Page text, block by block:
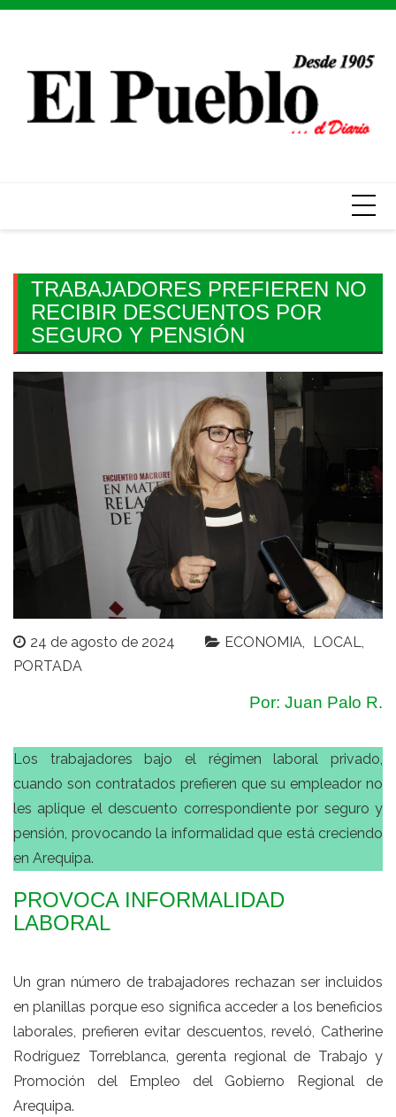
Skip
TRABAJADORES PREFIEREN NO
RECIBIR DESCUENTOS POR
SEGURO Y PENSIÓN
24 de agosto de 2024 ECONOMIA
LOCAL
PORTADA
Por: Juan Palo R.
Los trabajadores bajo el régimen laboral privado,
cuando son contratados prefieren que su empleador no
les aplique el descuento correspondiente por seguro y
pensión, provocando la informalidad que está creciendo
en Arequipa.
PROVOCA INFORMALIDAD
LABORAL
Un gran número de trabajadores rechazan ser incluidos
en planillas porque eso significa acceder a los beneficios
laborales, prefieren evitar descuentos, reveló, Catherine
Rodríguez Torreblanca, gerenta regional de Trabajo y
Promoción del Empleo del Gobierno Regional de
Arequipa.